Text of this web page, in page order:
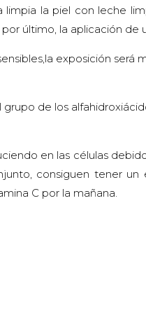
la piel con leche
último, la aplicación de
exposición será
de los
en las células
consiguen tener
C por la mañana.